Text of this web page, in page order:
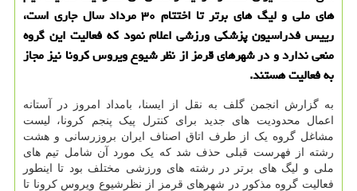
های ملی و لیگ های برتر تا اختتام ۳۰ مرداد سال جاری است،
رییس فدراسیون پزشکی ورزشی اعلام نمود که فعالیت این گروه
منعی ندارد و در شهرهای قرمز از نظر شیوع ویروس کرونا نیز مجاز
به فعالیت هستند.
به گزارش انجمن گلف به نقل از ایسنا، بامداد امروز در آستانه
اعمال محدودیت های جدید برای کنترل پیک پنجم کرونا، لیست
مشاغل گروه یک از طرف اتاق اصناف ایران بروزرسانی و هشت
رشته از فهرست قبلی حذف شد که یک مورد آن شامل تیم های
ملی و لیگ های برتر در رشته های ورزشی مختلف بود تا اینطور
فعالیت گروه مذکور در شهرهای قرمز از نظرشیوع ویروس کرونا تا